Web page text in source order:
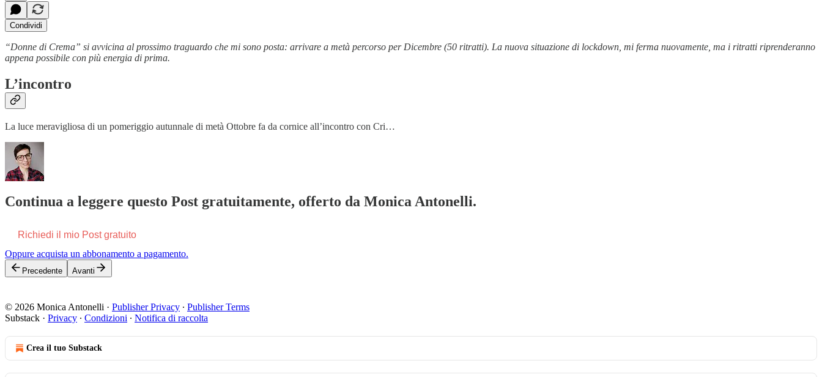
Condividi
“Donne di Crema” si avvicina al prossimo traguardo che mi sono posta: arrivare a metà percorso per Dicembre (50 ritratti). La nuova situazione di lockdown, mi ferma nuovamente, ma i ritratti riprenderanno
appena possibile con più energia di prima.
L’incontro
La luce meravigliosa di un pomeriggio autunnale di metà Ottobre fa da cornice all’incontro con Cri…
Continua a leggere questo Post gratuitamente, offerto da Monica Antonelli.
Richiedi il mio Post gratuito
Oppure acquista un abbonamento a pagamento.
Precedente Avanti
© 2026 Monica Antonelli · Publisher Privacy ∙ Publisher Terms
Substack · Privacy ∙ Condizioni ∙ Notifica di raccolta
Crea il tuo Substack